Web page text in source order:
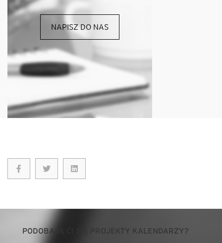
NAPISZ DO NAS
PODOBAJĄ CI SIĘ PROJEKTY KALENDARZY?